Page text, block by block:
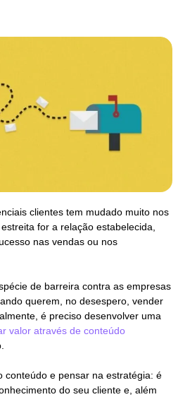
clientes tem mudado muito nos
for a relação estabelecida,
nas vendas ou nos
de barreira contra as empresas
querem, no desespero, vender
é preciso desenvolver uma
valor através de conteúdo
conteúdo e pensar na estratégia: é
do seu cliente e, além